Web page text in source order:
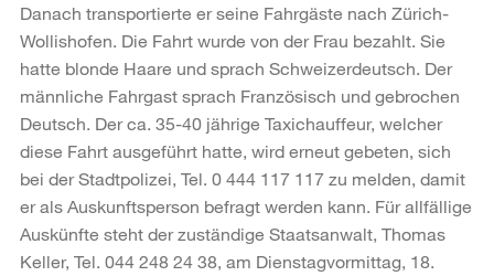
Danach transportierte er seine Fahrgäste nach Zürich-
Wollishofen. Die Fahrt wurde von der Frau bezahlt. Sie
hatte blonde Haare und sprach Schweizerdeutsch. Der
männliche Fahrgast sprach Französisch und gebrochen
Deutsch. Der ca. 35-40 jährige Taxichauffeur, welcher
diese Fahrt ausgeführt hatte, wird erneut gebeten, sich
bei der Stadtpolizei, Tel. 0 444 117 117 zu melden, damit
er als Auskunftsperson befragt werden kann. Für allfällige
Auskünfte steht der zuständige Staatsanwalt, Thomas
Keller, Tel. 044 248 24 38, am Dienstagvormittag, 18.